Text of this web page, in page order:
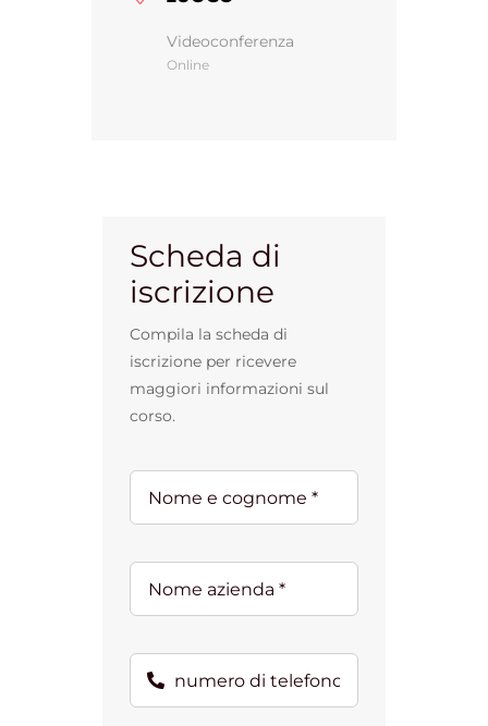
Gestione d’impresa
Videoconferenza
Online
Scheda di
iscrizione
Compila la scheda di
iscrizione per ricevere
maggiori informazioni sul
corso.